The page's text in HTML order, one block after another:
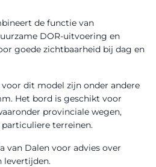
de functie van
DOR-uitvoering en
goede zichtbaarheid bij dag en
dit model zijn onder andere
Het bord is geschikt voor
provinciale wegen,
terreinen.
van Dalen voor advies over
levertijden.